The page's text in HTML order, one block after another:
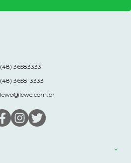
(48) 36583333
(48) 3658-3333
lewe@lewe.com.br